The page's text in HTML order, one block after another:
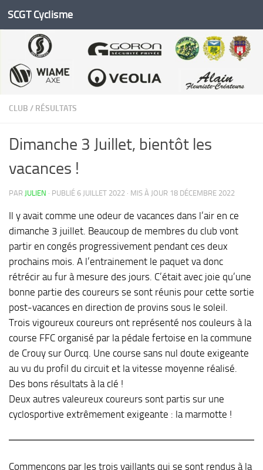
Skip to content
SCGT Cyclisme
CLUB / RÉSULTATS
Dimanche 3 Juillet, bientôt les
vacances !
PAR JULIEN · PUBLIÉ 6 JUILLET 2022 · MIS À JOUR 18 DÉCEMBRE 2022
Il y avait comme une odeur de vacances dans l’air en ce
dimanche 3 juillet. Beaucoup de membres du club vont
partir en congés progressivement pendant ces deux
prochains mois. A l’entrainement le paquet va donc
rétrécir au fur à mesure des jours. C’était avec joie qu’une
bonne partie des coureurs se sont réunis pour cette sortie
post-vacances en direction de provins sous le soleil.
Trois vigoureux coureurs ont représenté nos couleurs à la
course FFC organisé par la pédale fertoise en la commune
de Crouy sur Ourcq. Une course sans nul doute exigeante
au vu du profil du circuit et la vitesse moyenne réalisé.
Des bons résultats à la clé !
Deux autres valeureux coureurs sont partis sur une
cyclosportive extrêmement exigeante : la marmotte !
Commençons par les trois vaillants qui se sont rendus à la